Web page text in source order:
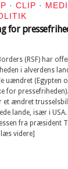
· CLIP ·
for
(RSF) har
i alverdens
uændret (Egypten
for
ændret
lande, især i
fra præsident
videre]